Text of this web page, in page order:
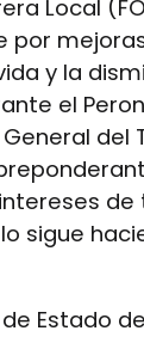
Local
por
y la
el
del
de
sigue
Estado